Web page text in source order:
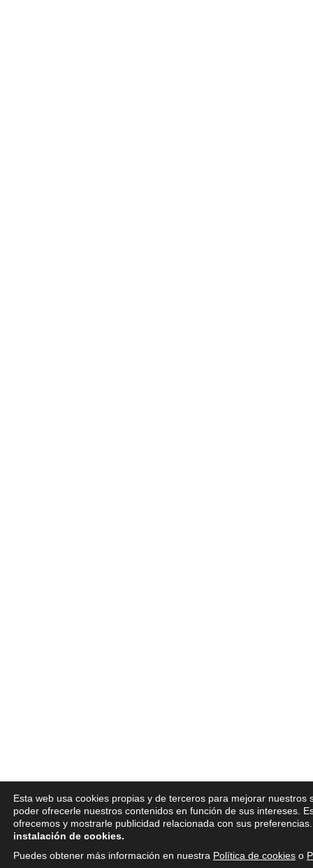
Esta web usa cookies propias y de terceros para mejorar
poder ofrecerle nuestros contenidos en función de sus intereses.
ofrecemos y mostrarle publicidad relacionada con sus
instalación de cookies.
Puedes obtener más información en nuestra Política de cookies o